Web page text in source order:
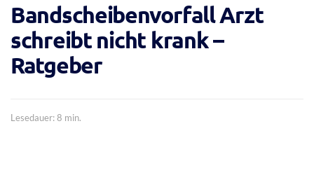
Bandscheibenvorfall Arzt
schreibt nicht krank –
Ratgeber
Lesedauer: 8 min.